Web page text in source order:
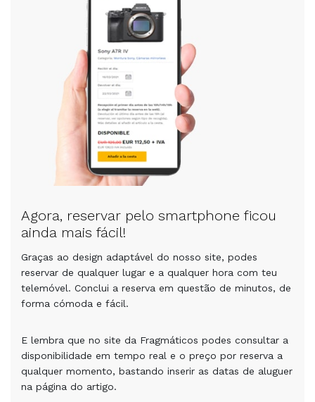
Agora, reservar pelo smartphone ficou
ainda mais fácil!
Graças ao design adaptável do nosso site, podes
reservar de qualquer lugar e a qualquer hora com teu
telemóvel. Conclui a reserva em questão de minutos, de
forma cómoda e fácil.
E lembra que no site da Fragmáticos podes consultar a
disponibilidade em tempo real e o preço por reserva a
qualquer momento, bastando inserir as datas de aluguer
na página do artigo.